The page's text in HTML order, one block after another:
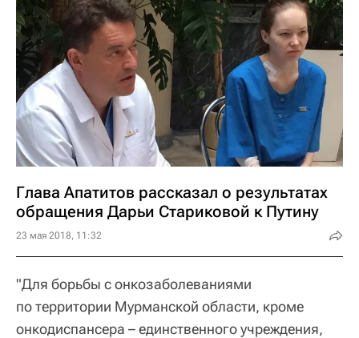
Глава Апатитов рассказал о результатах
обращения Дарьи Стариковой к Путину
23 мая 2018, 11:32
"Для борьбы с онкозаболеваниями
по территории Мурманской области, кроме
онкодиспансера – единственного учреждения,